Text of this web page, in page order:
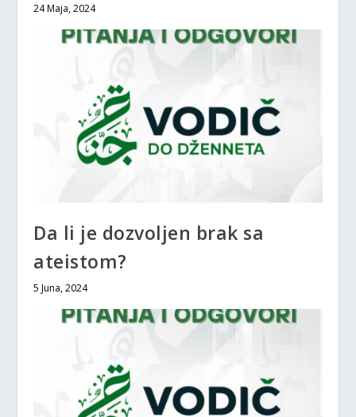
24 Maja, 2024
Da li je dozvoljen brak sa
ateistom?
5 Juna, 2024